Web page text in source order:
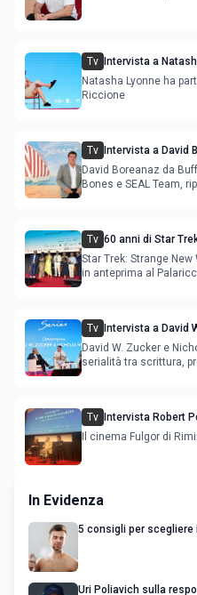
Tv
Intervista a
Natasha Lyonne ha
Riccione
Tv
Intervista a David
l'ammazzavampiri
David Boreanaz da
Bones e SEAL Team,
Tv 60 anni di Star
Rebecca Romijn,
Star Trek: Strange
in anteprima al
Tv
Intervista a David
l'evoluzione della
David W. Zucker e
Tv
Intervista Robert
l'attore incontra il
Il cinema Fulgor di
In Evidenza
5 consigli per scegliere
Uri Poliavich sulla